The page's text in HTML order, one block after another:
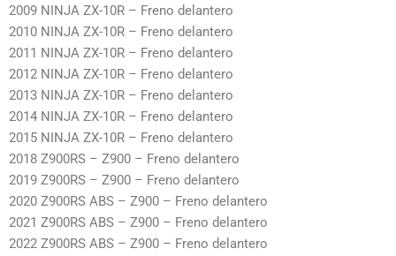
2009 NINJA ZX-10R – Freno delantero
2010 NINJA ZX-10R – Freno delantero
2011 NINJA ZX-10R – Freno delantero
2012 NINJA ZX-10R – Freno delantero
2013 NINJA ZX-10R – Freno delantero
2014 NINJA ZX-10R – Freno delantero
2015 NINJA ZX-10R – Freno delantero
2018 Z900RS – Z900 – Freno delantero
2019 Z900RS – Z900 – Freno delantero
2020 Z900RS ABS – Z900 – Freno delantero
2021 Z900RS ABS – Z900 – Freno delantero
2022 Z900RS ABS – Z900 – Freno delantero